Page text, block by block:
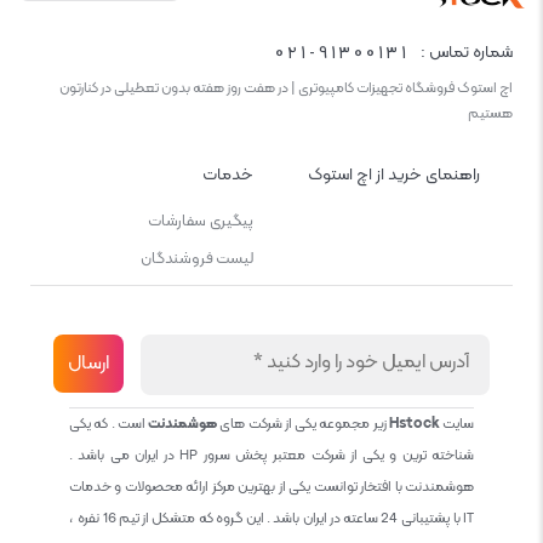
شماره تماس : 021-91300131
اچ استوک فروشگاه تجهیزات کامپیوتری | در هفت روز هفته بدون تعطیلی در کنارتون
هستیم
راهنمای خرید از اچ استوک خدمات
پیگیری سفارشات
لیست فروشندگان
سایتHstockزیر مجموعه یکی از شرکت هایهوشمندنتاست . که یکی
شناخته ترین و یکی از شرکت معتبر پخش سرور HP در ایران می باشد .
هوشمندنت با افتخار توانست یکی از بهترین مرکز ارائه محصولات و خدمات
IT با پشتیبانی 24 ساعته در ایران باشد . این گروه که متشکل از تیم 16 نفره ،